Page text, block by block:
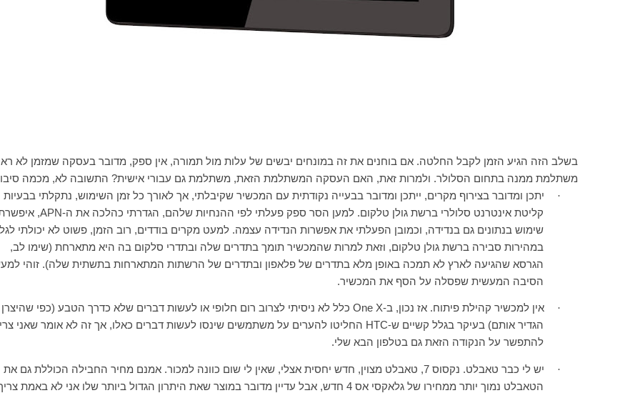
בשלב הזה הגיע הזמן לקבל החלטה. אם בוחנים את זה במונחים יבשים של עלות מול תמורה, אין ספק, מדובר בעסקה שמזמן לא
משתלמת ממנה בתחום הסלולר. ולמרות זאת, האם העסקה המשתלמת הזאת, משתלמת גם עבורי אישית? התשובה לא, מכמה
·
יתכן ומדובר בצירוף מקרים, ייתכן ומדובר בבעייה נקודתית עם המכשיר שקיבלתי, אך לאורך כל זמן השימוש, נתקלתי בבעיות
קליטת אינטרנט סלולרי ברשת גולן טלקום. למען הסר ספק פעלתי לפי ההנחיות שלהם, הגדרתי כהלכה את ה-APN
,
שימוש בנתונים גם בנדידה, וכמובן הפעלתי את אפשרות הנדידה עצמה. למעט מקרים בודדים, רוב הזמן, פשוט לא יכולתי
במהירות סבירה ברשת גולן טלקום, וזאת למרות שהמכשיר תומך בתדרים שלה ובתדרי סלקום בה היא מתארחת (שימו לב,
הגרסא שהגיעה לארץ לא תמכה באופן מלא בתדרים של פלאפון ובתדרים של הרשתות המתארחות בתשתית שלה). זוהי
הסיבה המעשית שפסלה על הסף את המכשיר.
· אין למכשיר קהילת פיתוח. אז נכון, ב-One X כלל לא ניסיתי לצרוב רום חלופי או לעשות דברים שלא כדרך הטבע (כפי שהיצרן
הגדיר אותם) בעיקר בגלל קשיים ש-HTC החליטו להערים על משתמשים שינסו לעשות דברים כאלו, אך זה לא אומר שאני
להתפשר על הנקודה הזאת גם בטלפון הבא שלי.
·
יש לי כבר טאבלט. נקסוס 7, טאבלט מצוין, חדש יחסית אצלי, שאין לי שום כוונה למכור. אמנם מחיר החבילה הכוללת גם את
הטאבלט נמוך יותר ממחירו של גלאקסי אס 4 חדש, אבל עדיין מדובר במוצר שאת היתרון הגדול ביותר שלו אני לא באמת צריך.